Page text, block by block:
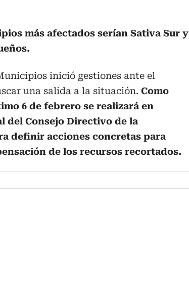
más afectados serían Sativa Sur y
inició gestiones ante el
una salida a la situación. Como
6 de febrero se realizará en
del Consejo Directivo de la
definir acciones concretas para
de los recursos recortados.